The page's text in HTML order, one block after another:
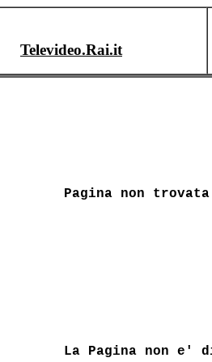
Televideo.Rai.it
Pagina non trovata
La Pagina non e'